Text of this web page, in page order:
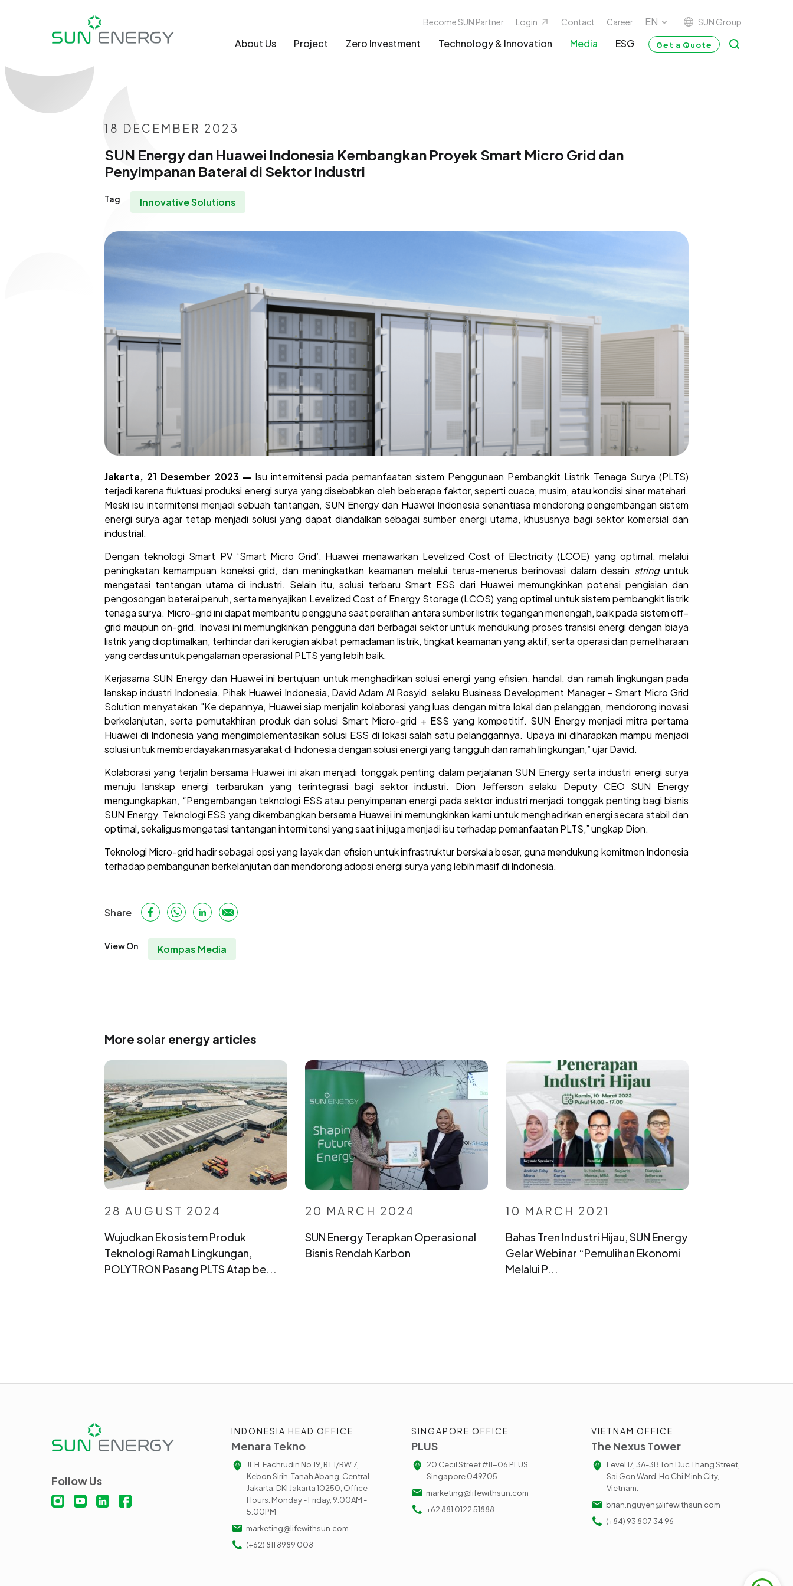
Become SUN Partner Login Contact Career SUN Group
About Us Project Zero Investment Technology & Innovation Media ESG Get a Quote
18 DECEMBER 2023
SUN Energy dan Huawei Indonesia Kembangkan Proyek Smart Micro Grid dan
Penyimpanan Baterai di Sektor Industri
Tag Innovative Solutions
Jakarta, 21 Desember 2023 — Isu intermitensi pada pemanfaatan sistem Penggunaan Pembangkit Listrik Tenaga Surya (PLTS)
terjadi karena fluktuasi produksi energi surya yang disebabkan oleh beberapa faktor, seperti cuaca, musim, atau kondisi sinar matahari.
Meski isu intermitensi menjadi sebuah tantangan, SUN Energy dan Huawei Indonesia senantiasa mendorong pengembangan sistem
energi surya agar tetap menjadi solusi yang dapat diandalkan sebagai sumber energi utama, khususnya bagi sektor komersial dan
industrial.
Dengan teknologi Smart PV ‘Smart Micro Grid’, Huawei menawarkan Levelized Cost of Electricity (LCOE) yang optimal, melalui
peningkatan kemampuan koneksi grid, dan meningkatkan keamanan melalui terus-menerus berinovasi dalam desain stringuntuk
mengatasi tantangan utama di industri. Selain itu, solusi terbaru Smart ESS dari Huawei memungkinkan potensi pengisian dan
pengosongan baterai penuh, serta menyajikan Levelized Cost of Energy Storage (LCOS) yang optimal untuk sistem pembangkit listrik
tenaga surya. Micro-grid ini dapat membantu pengguna saat peralihan antara sumber listrik tegangan menengah, baik pada sistem off-
grid maupun on-grid. Inovasi ini memungkinkan pengguna dari berbagai sektor untuk mendukung proses transisi energi dengan biaya
listrik yang dioptimalkan, terhindar dari kerugian akibat pemadaman listrik, tingkat keamanan yang aktif, serta operasi dan pemeliharaan
yang cerdas untuk pengalaman operasional PLTS yang lebih baik.
Kerjasama SUN Energy dan Huawei ini bertujuan untuk menghadirkan solusi energi yang efisien, handal, dan ramah lingkungan pada
lanskap industri Indonesia. Pihak Huawei Indonesia, David Adam Al Rosyid, selaku Business Development Manager - Smart Micro Grid
Solution menyatakan "Ke depannya, Huawei siap menjalin kolaborasi yang luas dengan mitra lokal dan pelanggan, mendorong inovasi
berkelanjutan, serta pemutakhiran produk dan solusi Smart Micro-grid + ESS yang kompetitif. SUN Energy menjadi mitra pertama
Huawei di Indonesia yang mengimplementasikan solusi ESS di lokasi salah satu pelanggannya. Upaya ini diharapkan mampu menjadi
solusi untuk memberdayakan masyarakat di Indonesia dengan solusi energi yang tangguh dan ramah lingkungan,” ujar David.
Kolaborasi yang terjalin bersama Huawei ini akan menjadi tonggak penting dalam perjalanan SUN Energy serta industri energi surya
menuju lanskap energi terbarukan yang terintegrasi bagi sektor industri. Dion Jefferson selaku Deputy CEO SUN Energy
mengungkapkan, “Pengembangan teknologi ESS atau penyimpanan energi pada sektor industri menjadi tonggak penting bagi bisnis
SUN Energy. Teknologi ESS yang dikembangkan bersama Huawei ini memungkinkan kami untuk menghadirkan energi secara stabil dan
optimal, sekaligus mengatasi tantangan intermitensi yang saat ini juga menjadi isu terhadap pemanfaatan PLTS,” ungkap Dion.
Teknologi Micro-grid hadir sebagai opsi yang layak dan efisien untuk infrastruktur berskala besar, guna mendukung komitmen Indonesia
terhadap pembangunan berkelanjutan dan mendorong adopsi energi surya yang lebih masif di Indonesia.
Share
View On Kompas Media
More solar energy articles
28 AUGUST 2024
Wujudkan Ekosistem Produk
Teknologi Ramah Lingkungan,
POLYTRON Pasang PLTS Atap be...
20 MARCH 2024
SUN Energy Terapkan Operasional
Bisnis Rendah Karbon
10 MARCH 2021
Bahas Tren Industri Hijau, SUN Energy
Gelar Webinar “Pemulihan Ekonomi
Melalui P...
Follow Us
INDONESIA HEAD OFFICE
Menara Tekno
Jl. H. Fachrudin No.19, RT.1/RW.7,
Kebon Sirih, Tanah Abang, Central
Jakarta, DKI Jakarta 10250, Office
Hours: Monday - Friday, 9:00AM -
5.00PM
marketing@lifewithsun.com
(+62) 811 8989 008
SINGAPORE OFFICE
PLUS
20 Cecil Street #11-06 PLUS
Singapore 049705
marketing@lifewithsun.com
+62 881 0122 51888
VIETNAM OFFICE
The Nexus Tower
Level 17, 3A-3B Ton Duc Thang Street,
Sai Gon Ward, Ho Chi Minh City,
Vietnam.
brian.nguyen@lifewithsun.com
(+84) 93 807 34 96